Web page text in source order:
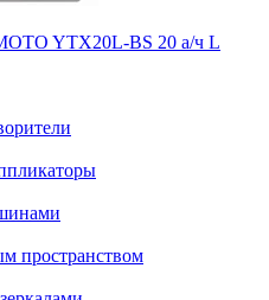
YTX20L-BS 20 а/ч L
пространством